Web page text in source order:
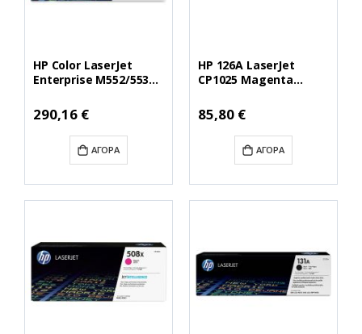
HP Color LaserJet
Enterprise M552/553
(CF363A) (HPCF363A)
Ειδική
Τιμή
290,16 €
ΑΓΟΡΆ
HP 126A LaserJet
CP1025 Magenta
(HPCE313A)
Ειδική
Τιμή
85,80 €
ΑΓΟΡΆ